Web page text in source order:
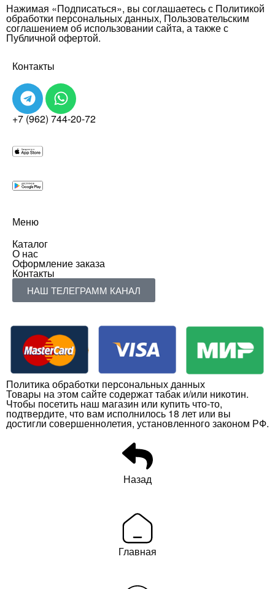
Нажимая «Подписаться», вы соглашаетесь с Политикой
обработки персональных данных, Пользовательским
соглашением об использовании сайта, а также с
Публичной офертой.
Контакты
+7 (962) 744-20-72
Меню
Каталог
О нас
Оформление заказа
Контакты
НАШ ТЕЛЕГРАММ КАНАЛ
Политика обработки персональных данных
Товары на этом сайте содержат табак и/или никотин.
Чтобы посетить наш магазин или купить что-то,
подтвердите, что вам исполнилось 18 лет или вы
достигли совершеннолетия, установленного законом РФ.
Назад
Главная